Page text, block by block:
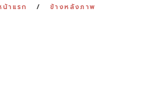
น้าแรก ข้างหลังภาพ